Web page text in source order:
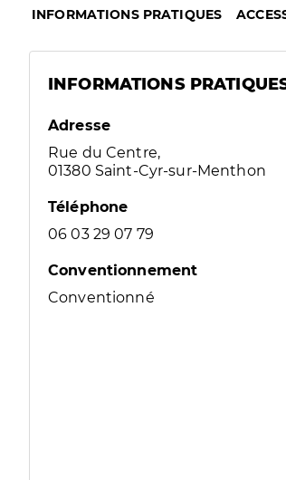
INFORMATIONS PRATIQUES
INFORMATIONS
Adresse
Rue du Centre,
01380 Saint-Cyr-sur-Menthon
Téléphone
06 03 29 07 79
Conventionnement
Conventionné